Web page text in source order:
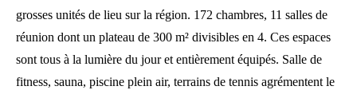
grosses unités de lieu sur la région. 172 chambres, 11 salles de
réunion dont un plateau de 300 m² divisibles en 4. Ces espaces
sont tous à la lumière du jour et entièrement équipés. Salle de
fitness, sauna, piscine plein air, terrains de tennis agrémentent le